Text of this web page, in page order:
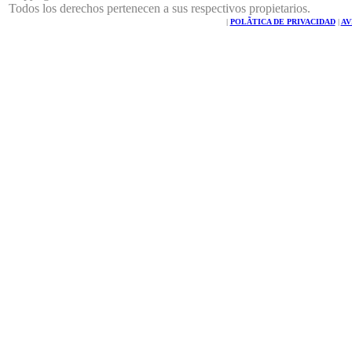
Todos los derechos pertenecen a sus respectivos propietarios.
| POLÃTICA DE PRIVACIDAD|